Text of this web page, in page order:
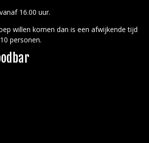
16.00 uur.
willen komen dan is een afwijkende tijd
personen.